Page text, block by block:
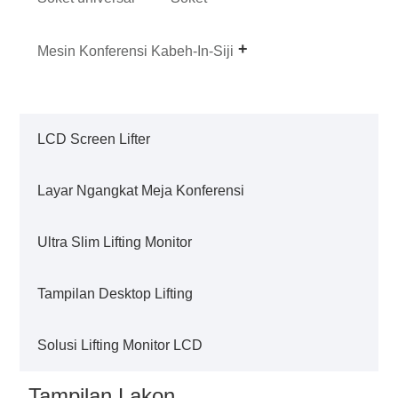
Mesin Konferensi Kabeh-In-Siji
LCD Screen Lifter
Layar Ngangkat Meja Konferensi
Ultra Slim Lifting Monitor
Tampilan Desktop Lifting
Solusi Lifting Monitor LCD